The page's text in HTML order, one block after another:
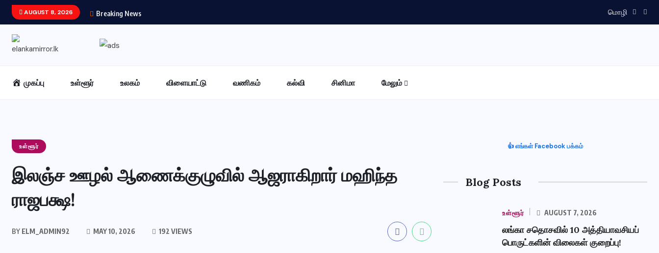
AUGUST 8, 2026 Breaking News மொழி
முகப்பு உள்ளூர் உலகம் விளையாட்டு வணிகம் கல்வி சினிமா மேலும்
உள்ளூர்
இலஞ்ச ஊழல் ஆணைக்குழுவில் ஆஜராகிறார் மஹிந்த
ராஜபக்ஷ!
BY ELM_ADMIN92 MAY 10, 2026 192 VIEWS
👍 எங்கள் Facebook பக்கம்
Blog Posts
உள்ளூர் AUGUST 7, 2026
லங்கா சதொசவில் 10 அத்தியாவசியப்
பொருட்களின் விலைகள் குறைப்பு!